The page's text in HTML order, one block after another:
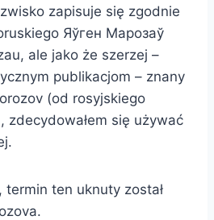
zapisuje się zgodnie
Яўген Марозаў
ale jako że szerzej –
publikacjom – znany
(od rosyjskiego
zdecydowałem się używać
termin ten uknuty został